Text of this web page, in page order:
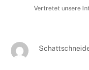
Vertretet unsere